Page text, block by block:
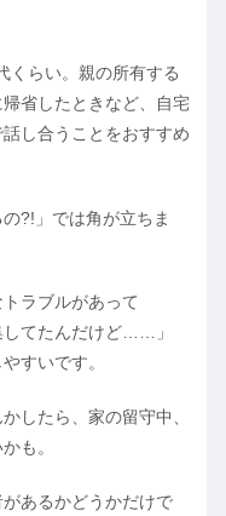
くらい。親の所有する
省したときなど、自宅
し合うことをおすすめ
?!」では角が立ちま
ラブルがあって
てたんだけど……」
すいです。
したら、家の留守中、
も。
あるかどうかだけで